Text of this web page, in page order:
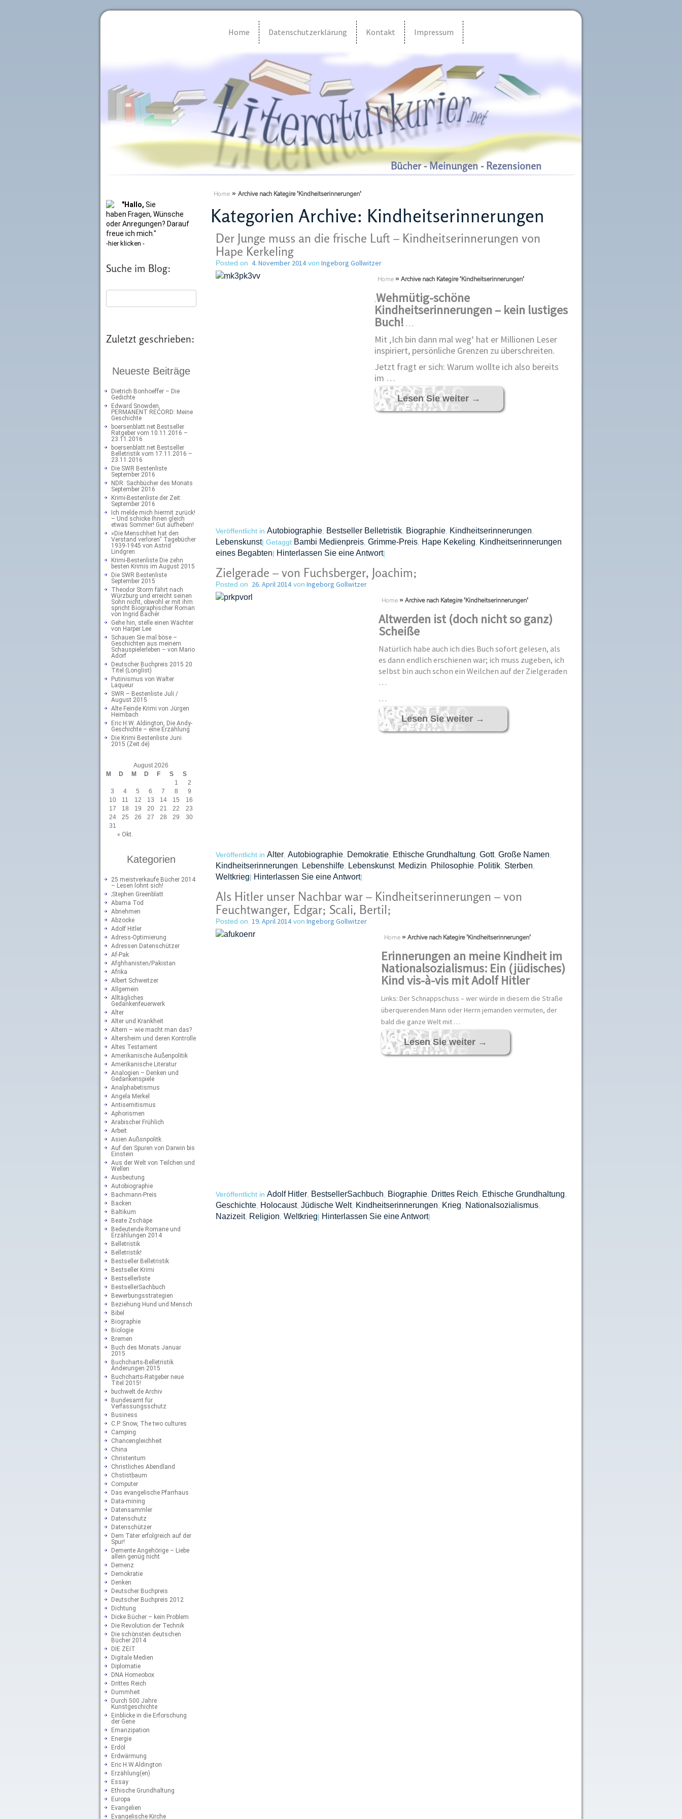
Home Datenschutzerklärung Kontakt Impressum
Bücher - Meinungen - Rezensionen
"Hallo, Sie
haben Fragen, Wünsche
oder Anregungen? Darauf
freue ich mich."
-hier klicken -
Suche im Blog:
Zuletzt geschrieben:
Neueste Beiträge
Dietrich Bonhoeffer – Die
Gedichte
Edward Snowden,
PERMANENT RECORD: Meine
Geschichte
boersenblatt.net Bestseller
Ratgeber vom 10.11.2016 –
23.11.2016
boersenblatt.net Bestseller
Belletristik vom 17.11.2016 –
23.11.2016
Die SWR Bestenliste
September 2016
NDR: Sachbücher des Monats
September 2016
Krimi-Bestenliste der Zeit:
September 2016
Ich melde mich hiermit zurück!
– Und schicke Ihnen gleich
etwas Sommer! Gut aufheben!
»Die Menschheit hat den
Verstand verloren“ Tagebücher
1939-1945 von Astrid
Lindgren
Krimi-Bestenliste Die zehn
besten Krimis im August 2015
Die SWR Bestenliste
September 2015
Theodor Storm fährt nach
Würzburg und erreicht seinen
Sohn nicht, obwohl er mit ihm
spricht Biographischer Roman
von Ingrid Bachér
Gehe hin, stelle einen Wächter
von Harper Lee
Schauen Sie mal böse –
Geschichten aus meinem
Schauspielerleben – von Mario
Adorf
Deutscher Buchpreis 2015 20
Titel (Longlist)
Putinismus von Walter
Laqueur
SWR – Bestenliste Juli /
August 2015
Alte Feinde Krimi von Jürgen
Heimbach
Eric H.W. Aldington, Die Andy-
Geschichte – eine Erzählung
Die Krimi Bestenliste Juni
2015 (Zeit.de)
August 2026
M
D M D F S S
« Okt.
1
2
3
4 5 6 7 8
9
10
11 12 13 14 15
16
17
18 19 20 21 22
23
24
25 26 27 28 29
30
31
Kategorien
25 meistverkaufe Bücher 2014
– Lesen lohnt sich!
;Stephen Greenblatt
Abama Tod
Abnehmen
Abzocke
Adolf Hitler
Adress-Optimierung
Adressen Datenschützer
Af-Pak
Afghhanisten/Pakistan
Afrika
Albert Schweitzer
Allgemein
Alltägliches
Gedankenfeuerwerk
Alter
Alter und Krankheit
Altern – wie macht man das?
Altersheim und deren Kontrolle
Altes Testament
Amerikanische Außenpolitik
Amerikanische Literatur
Analogien – Denken und
Gedankenspiele
Analphabetismus
Angela Merkel
Antisemitismus
Aphorismen
Arabischer Frühlich
Arbeit
Asien Außsnpolitk
Auf den Spuren von Darwin bis
Einstein
Aus der Welt von Teilchen und
Wellen
Ausbeutung
Autobiographie
Bachmann-Preis
Backen
Baltikum
Beate Zschäpe
Bedeutende Romane und
Erzählungen 2014
Belletristik
Belletristik!
Bestseller Belletristik
Bestseller Krimi
Bestsellerliste
BestsellerSachbuch
Bewerbungsstrategien
Beziehung Hund und Mensch
Bibel
Biographie
Biologie
Bremen
Buch des Monats Januar
2015
Buchcharts-Belletristik
Änderungen 2015
Buchcharts-Ratgeber neue
Titel 2015!
buchwelt.de Archiv
Bundesamt für
Verfassungsschutz
Business
C.P. Snow, The two cultures
Camping
Chancengleichheit
China
Christentum
Christliches Abendland
Chstistbaum
Computer
Das evangelische Pfarrhaus
Data-mining
Datensammler
Datenschutz
Datenschützer
Dem Täter erfolgreich auf der
Spur!
Demente Angehörige – Liebe
allein genüg nicht
Demenz
Demokratie
Denken
Deutscher Buchpreis
Deutscher Buchpreis 2012
Dichtung
Dicke Bücher – kein Problem
Die Revolution der Technik
Die schönsten deutschen
Bücher 2014
DIE ZEIT
Digitale Medien
Diplomatie
DNA Homeobox
Drittes Reich
Dummheit
Durch 500 Jahre
Kunstgeschichte
Einblicke in die Erforschung
der Gene
Emanzipation
Energie
Erdöl
Erdwärmung
Eric H.W.Aldington
Erzählung(en)
Essay
Ethische Grundhaltung
Europa
Evangelien
Evangelische Kirche
Home » Archive nach Kategire 'Kindheitserinnerungen'
Kategorien Archive: Kindheitserinnerungen
Der Junge muss an die frische Luft – Kindheitserinnerungen von
Hape Kerkeling
Posted on 4. November 2014von Ingeborg Gollwitzer
Home » Archive nach Kategire 'Kindheitserinnerungen'
.Wehmütig-schöne
Kindheitserinnerungen – kein lustiges
Buch! …
Mit ‚Ich bin dann mal weg‘ hat er Millionen Leser
inspiriert, persönliche Grenzen zu überschreiten.
Jetzt fragt er sich: Warum wollte ich also bereits
im …
Lesen Sie weiter →
Veröffentlicht in Autobiographie, Bestseller Belletristik, Biographie, Kindheitserinnerungen
Lebenskunst| Getaggt Bambi Medienpreis, Grimme-Preis, Hape Kekeling
Kindheitserinnerungen
eines Begabten| Hinterlassen Sie eine Antwort|
Zielgerade – von Fuchsberger, Joachim;
Posted on 26. April 2014von Ingeborg Gollwitzer
Home » Archive nach Kategire 'Kindheitserinnerungen'
Altwerden ist (doch nicht so ganz)
Scheiße
Natürlich habe auch ich dies Buch sofort gelesen, als
es dann endlich erschienen war; ich muss zugeben, ich
selbst bin auch schon ein Weilchen auf der Zielgeraden
…
…
Lesen Sie weiter →
Veröffentlicht in Alter, Autobiographie, Demokratie, Ethische Grundhaltung Gott, Große Namen
Kindheitserinnerungen Lebenshilfe, Lebenskunst, Medizin Philosophie, Politik, Sterben
Weltkrieg| Hinterlassen Sie eine Antwort|
Als Hitler unser Nachbar war – Kindheitserinnerungen – von
Feuchtwanger, Edgar; Scali, Bertil;
Posted on 19. April 2014von Ingeborg Gollwitzer
Home » Archive nach Kategire 'Kindheitserinnerungen'
Erinnerungen an meine Kindheit im
Nationalsozialismus: Ein (jüdisches)
Kind vis-à-vis mit Adolf Hitler
Links: Der Schnappschuss – wer würde in diesem die Straße
überquerenden Mann oder Herrn jemanden vermuten, der
bald die ganze Welt mit …
Lesen Sie weiter →
Veröffentlicht in Adolf Hitler, BestsellerSachbuch Biographie, Drittes Reich Ethische Grundhaltung
Geschichte, Holocaust, Jüdische Welt, Kindheitserinnerungen Krieg Nationalsozialismus,
Nazizeit, Religion Weltkrieg| Hinterlassen Sie eine Antwort|